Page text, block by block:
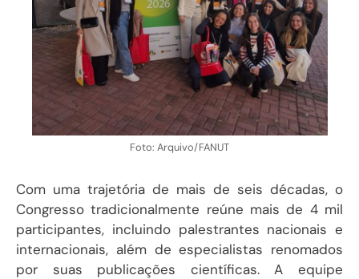
Foto: Arquivo/FANUT
Com uma trajetória de mais de seis décadas, o
Congresso tradicionalmente reúne mais de 4 mil
participantes, incluindo palestrantes nacionais e
internacionais, além de especialistas renomados
por suas publicações científicas. A equipe